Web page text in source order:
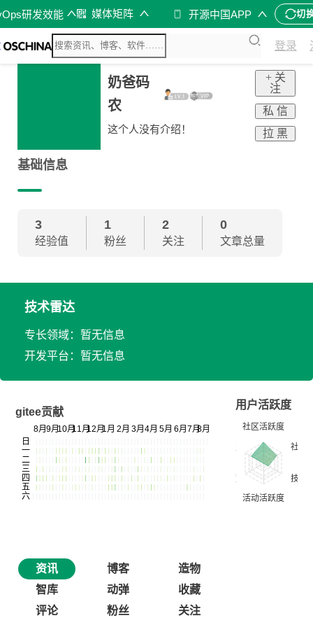
研发效能 媒体矩阵 开源中国APP 切
登录
奶爸码
农
这个人没有介绍！
+ 关
注
私 信
拉 黑
基础信息
3
经验值
1
粉丝
2
关注
0
文章总量
技术雷达
专长领域：暂无信息
开发平台：暂无信息
gitee贡献
用户活跃度
资讯 博客
造物
智库
动弹
收藏
评论
粉丝 关注